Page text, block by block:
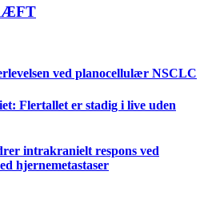
ved planocellulær NSCLC
Flertallet er stadig i live uden
intrakranielt respons ved
hjernemetastaser